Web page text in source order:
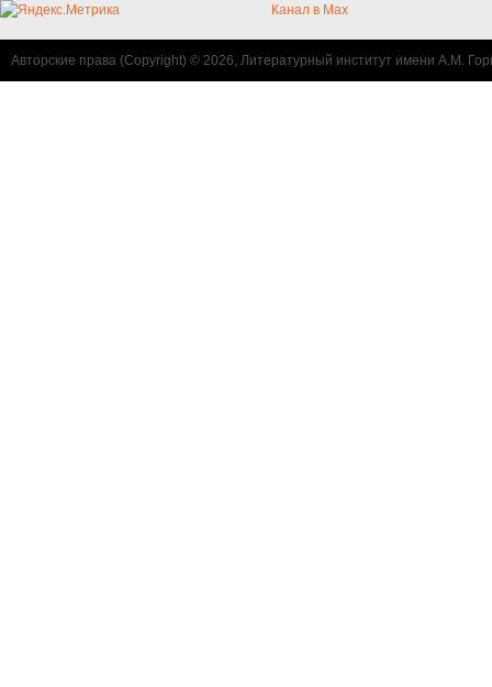
Канал в Max
Авторские права (Copyright) © 2026, Литературный институт имени А.М.